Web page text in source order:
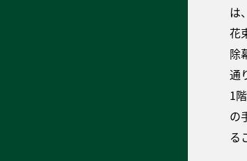
は
花
除
通
1
の
る